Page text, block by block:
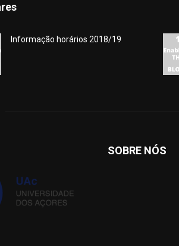
Informação horários 2018/19
SOBRE NÓS